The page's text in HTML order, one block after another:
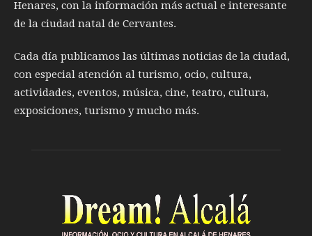
Henares, con la información más actual e interesante
de la ciudad natal de Cervantes.
Cada día publicamos las últimas noticias de la ciudad,
con especial atención al turismo, ocio, cultura,
actividades, eventos, música, cine, teatro, cultura,
exposiciones, turismo y mucho más.